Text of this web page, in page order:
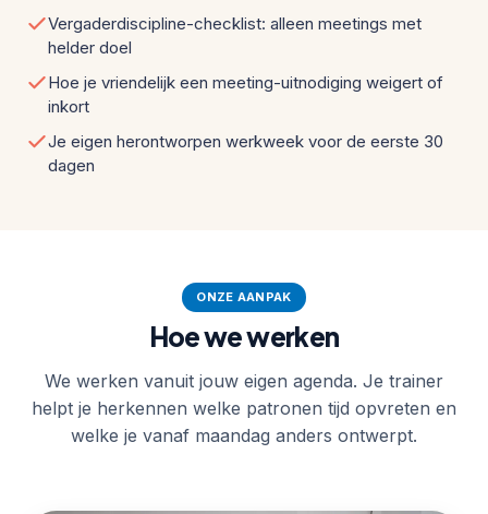
Vergaderdiscipline-checklist: alleen meetings met
helder doel
Hoe je vriendelijk een meeting-uitnodiging weigert of
inkort
Je eigen herontworpen werkweek voor de eerste 30
dagen
ONZE AANPAK
Hoe we werken
We werken vanuit jouw eigen agenda. Je trainer
helpt je herkennen welke patronen tijd opvreten en
welke je vanaf maandag anders ontwerpt.